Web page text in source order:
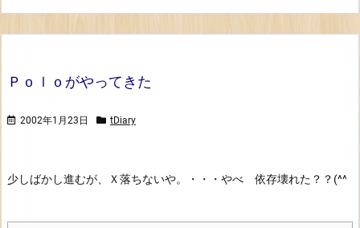
Ｐｏｌｏがやってきた
2002年1月23日 tDiary
少しばかし進むが、Ｘ落ちないや。・・・やべ 依存壊れた？？(^^